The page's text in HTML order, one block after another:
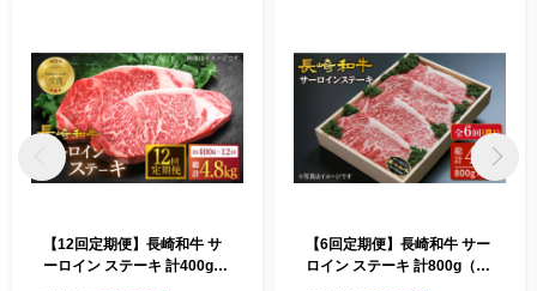
【12回定期便】長崎和牛 サ
ーロイン ステーキ 計400g
【6回定期便】長崎和牛 サー
ロイン ステーキ 計800g（4